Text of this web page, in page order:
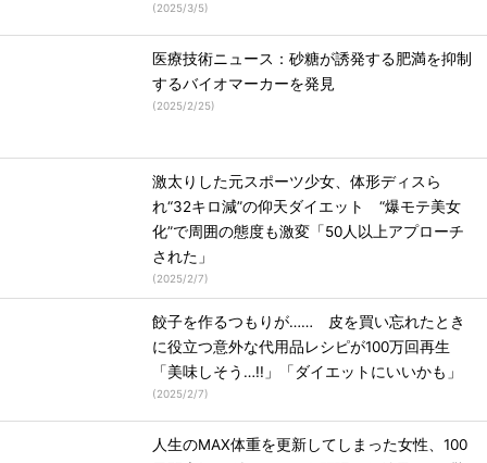
(2025/3/5)
医療技術ニュース：砂糖が誘発する肥満を抑制
するバイオマーカーを発見
(2025/2/25)
激太りした元スポーツ少女、体形ディスら
れ“32キロ減”の仰天ダイエット “爆モテ美女
化”で周囲の態度も激変「50人以上アプローチ
された」
(2025/2/7)
餃子を作るつもりが…… 皮を買い忘れたとき
に役立つ意外な代用品レシピが100万回再生
「美味しそう…!!」「ダイエットにいいかも」
(2025/2/7)
人生のMAX体重を更新してしまった女性、100